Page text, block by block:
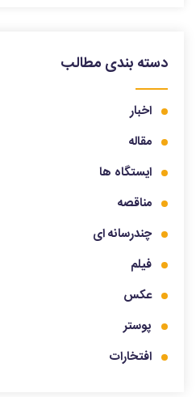
دسته بندی مطالب
اخبار
مقاله
ایستگاه ها
مناقصه
چندرسانه ای
فیلم
عکس
پوستر
افتخارات